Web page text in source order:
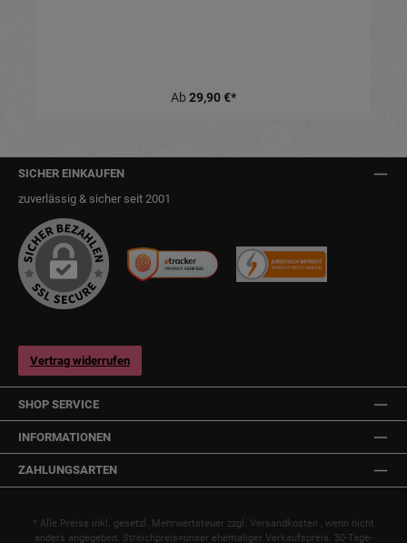
Ab 29,90 €*
SICHER EINKAUFEN
zuverlässig & sicher seit 2001
Vertrag widerrufen
SHOP SERVICE
INFORMATIONEN
ZAHLUNGSARTEN
* Alle Preise inkl. gesetzl. Mehrwertsteuer zzgl. Versandkosten , wenn nicht
anders angegeben. Streichpreis=unser ehemaliger Verkaufspreis. 30-Tage-